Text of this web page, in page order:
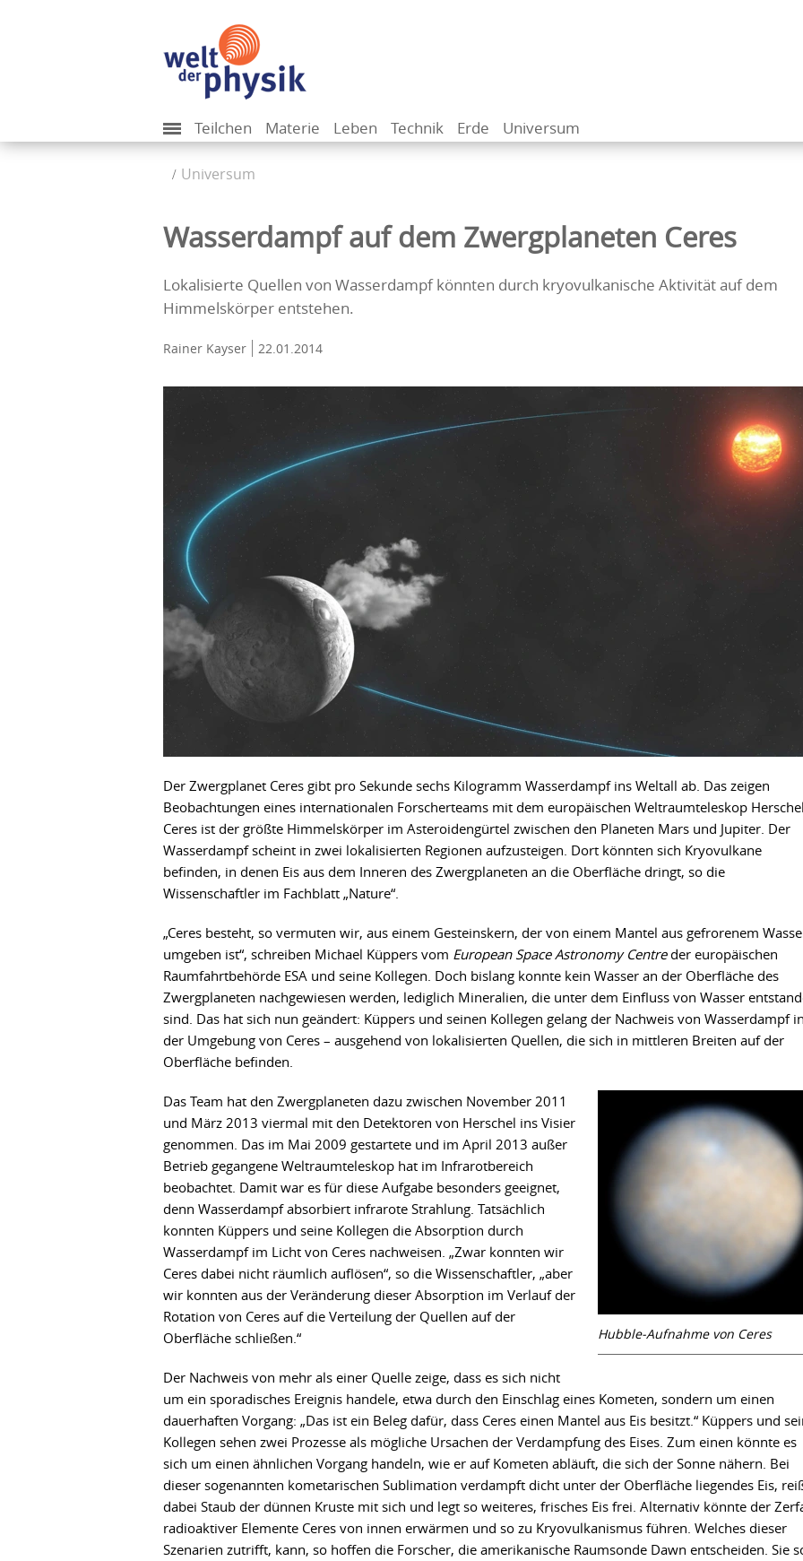
Teilchen Materie Leben Technik Erde Universum
Universum
Wasserdampf auf dem Zwergplaneten Ceres
Lokalisierte Quellen von Wasserdampf könnten durch kryovulkanische Aktivität auf dem
Himmelskörper entstehen.
Rainer Kayser 22.01.2014
Der Zwergplanet Ceres gibt pro Sekunde sechs Kilogramm Wasserdampf ins Weltall ab. Das zeigen
Beobachtungen eines internationalen Forscherteams mit dem europäischen Weltraumteleskop
Ceres ist der größte Himmelskörper im Asteroidengürtel zwischen den Planeten Mars und Jupiter. Der
Wasserdampf scheint in zwei lokalisierten Regionen aufzusteigen. Dort könnten sich Kryovulkane
befinden, in denen Eis aus dem Inneren des Zwergplaneten an die Oberfläche dringt, so die
Wissenschaftler im Fachblatt „Nature“.
„Ceres besteht, so vermuten wir, aus einem Gesteinskern, der von einem Mantel aus gefrorenem
umgeben ist“, schreiben Michael Küppers vom European Space Astronomy Centreder europäischen
Raumfahrtbehörde ESA und seine Kollegen. Doch bislang konnte kein Wasser an der Oberfläche des
Zwergplaneten nachgewiesen werden, lediglich Mineralien, die unter dem Einfluss von Wasser
sind. Das hat sich nun geändert: Küppers und seinen Kollegen gelang der Nachweis von Wasserdampf in
der Umgebung von Ceres – ausgehend von lokalisierten Quellen, die sich in mittleren Breiten auf der
Oberfläche befinden.
Hubble-Aufnahme von Ceres
Das Team hat den Zwergplaneten dazu zwischen November 2011
und März 2013 viermal mit den Detektoren von Herschel ins Visier
genommen. Das im Mai 2009 gestartete und im April 2013 außer
Betrieb gegangene Weltraumteleskop hat im Infrarotbereich
beobachtet. Damit war es für diese Aufgabe besonders geeignet,
denn Wasserdampf absorbiert infrarote Strahlung. Tatsächlich
konnten Küppers und seine Kollegen die Absorption durch
Wasserdampf im Licht von Ceres nachweisen. „Zwar konnten wir
Ceres dabei nicht räumlich auflösen“, so die Wissenschaftler, „aber
wir konnten aus der Veränderung dieser Absorption im Verlauf der
Rotation von Ceres auf die Verteilung der Quellen auf der
Oberfläche schließen.“
Der Nachweis von mehr als einer Quelle zeige, dass es sich nicht
um ein sporadisches Ereignis handele, etwa durch den Einschlag eines Kometen, sondern um einen
dauerhaften Vorgang: „Das ist ein Beleg dafür, dass Ceres einen Mantel aus Eis besitzt.“ Küppers und
Kollegen sehen zwei Prozesse als mögliche Ursachen der Verdampfung des Eises. Zum einen könnte es
sich um einen ähnlichen Vorgang handeln, wie er auf Kometen abläuft, die sich der Sonne nähern. Bei
dieser sogenannten kometarischen Sublimation verdampft dicht unter der Oberfläche liegendes Eis,
dabei Staub der dünnen Kruste mit sich und legt so weiteres, frisches Eis frei. Alternativ könnte der
radioaktiver Elemente Ceres von innen erwärmen und so zu Kryovulkanismus führen. Welches dieser
Szenarien zutrifft, kann, so hoffen die Forscher, die amerikanische Raumsonde Dawn entscheiden. Sie